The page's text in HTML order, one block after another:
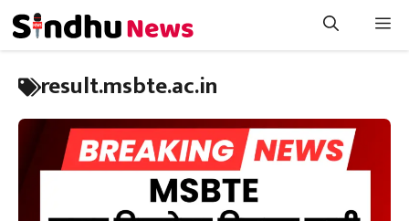
Skip
to
content
result.msbte.ac.in